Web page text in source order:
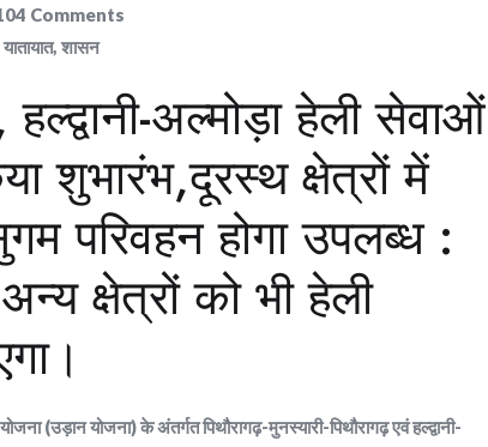
Comments
यातायात, शासन
हल्द्वानी-अल्मोड़ा हेली सेवाओं
शुभारंभ,दूरस्थ क्षेत्रों में
परिवहन होगा उपलब्ध :
क्षेत्रों को भी हेली
(उड़ान योजना) के अंतर्गत पिथौरागढ़-मुनस्यारी-पिथौरागढ़ एवं हल्द्वानी-